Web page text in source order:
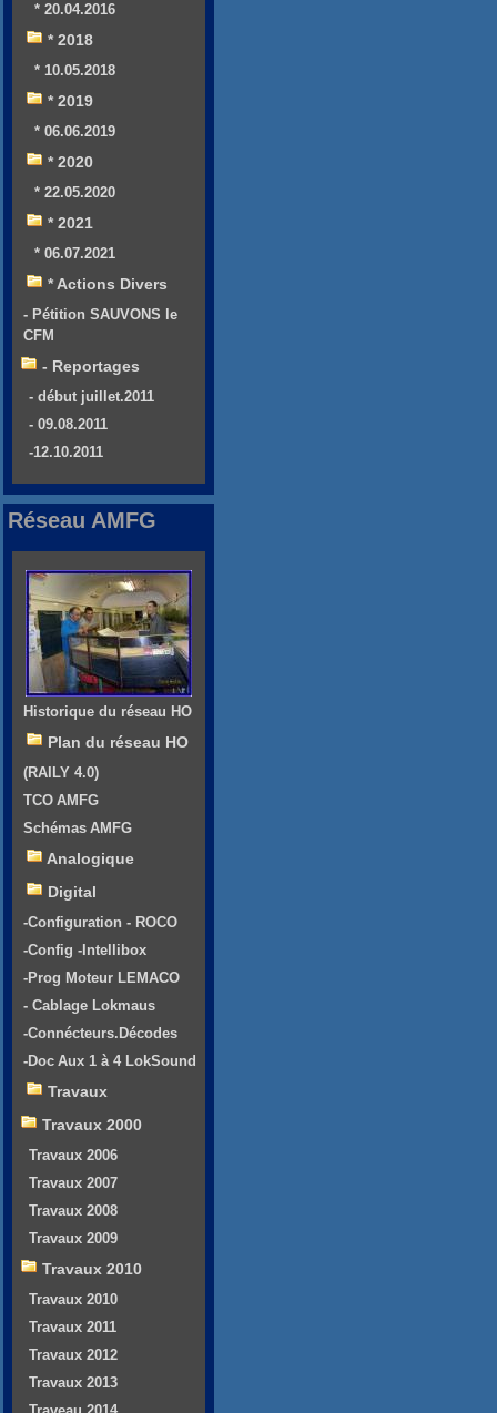
* 20.04.2016
* 2018
* 10.05.2018
* 2019
* 06.06.2019
* 2020
* 22.05.2020
* 2021
* 06.07.2021
* Actions Divers
- Pétition SAUVONS le
CFM
- Reportages
- début juillet.2011
- 09.08.2011
-12.10.2011
Réseau AMFG
Historique du réseau HO
Plan du réseau HO
(RAILY 4.0)
TCO AMFG
Schémas AMFG
Analogique
Digital
-Configuration - ROCO
-Config -Intellibox
-Prog Moteur LEMACO
- Cablage Lokmaus
-Connécteurs.Décodes
-Doc Aux 1 à 4 LokSound
Travaux
Travaux 2000
Travaux 2006
Travaux 2007
Travaux 2008
Travaux 2009
Travaux 2010
Travaux 2010
Travaux 2011
Travaux 2012
Travaux 2013